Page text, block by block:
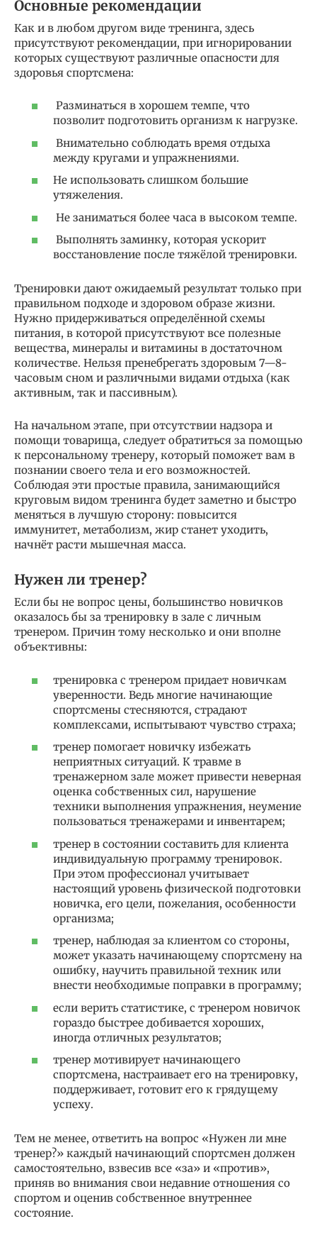
Основные рекомендации
Как и в любом другом виде тренинга, здесь
присутствуют рекомендации, при игнорировании
которых существуют различные опасности для
здоровья спортсмена:
Разминаться в хорошем темпе, что
позволит подготовить организм к нагрузке.
Внимательно соблюдать время отдыха
между кругами и упражнениями.
Не использовать слишком большие
утяжеления.
Не заниматься более часа в высоком темпе.
Выполнять заминку, которая ускорит
восстановление после тяжёлой тренировки.
Тренировки дают ожидаемый результат только при
правильном подходе и здоровом образе жизни.
Нужно придерживаться определённой схемы
питания, в которой присутствуют все полезные
вещества, минералы и витамины в достаточном
количестве. Нельзя пренебрегать здоровым 7—8-
часовым сном и различными видами отдыха (как
активным, так и пассивным).
На начальном этапе, при отсутствии надзора и
помощи товарища, следует обратиться за помощью
к персональному тренеру, который поможет вам в
познании своего тела и его возможностей.
Соблюдая эти простые правила, занимающийся
круговым видом тренинга будет заметно и быстро
меняться в лучшую сторону: повысится
иммунитет, метаболизм, жир станет уходить,
начнёт расти мышечная масса.
Нужен ли тренер?
Если бы не вопрос цены, большинство новичков
оказалось бы за тренировку в зале с личным
тренером. Причин тому несколько и они вполне
объективны:
тренировка с тренером придает новичкам
уверенности. Ведь многие начинающие
спортсмены стесняются, страдают
комплексами, испытывают чувство страха;
тренер помогает новичку избежать
неприятных ситуаций. К травме в
тренажерном зале может привести неверная
оценка собственных сил, нарушение
техники выполнения упражнения, неумение
пользоваться тренажерами и инвентарем;
тренер в состоянии составить для клиента
индивидуальную программу тренировок.
При этом профессионал учитывает
настоящий уровень физической подготовки
новичка, его цели, пожелания, особенности
организма;
тренер, наблюдая за клиентом со стороны,
может указать начинающему спортсмену на
ошибку, научить правильной техник или
внести необходимые поправки в программу;
если верить статистике, с тренером новичок
гораздо быстрее добивается хороших,
иногда отличных результатов;
тренер мотивирует начинающего
спортсмена, настраивает его на тренировку,
поддерживает, готовит его к грядущему
успеху.
Тем не менее, ответить на вопрос «Нужен ли мне
тренер?» каждый начинающий спортсмен должен
самостоятельно, взвесив все «за» и «против»,
приняв во внимания свои недавние отношения со
спортом и оценив собственное внутреннее
состояние.